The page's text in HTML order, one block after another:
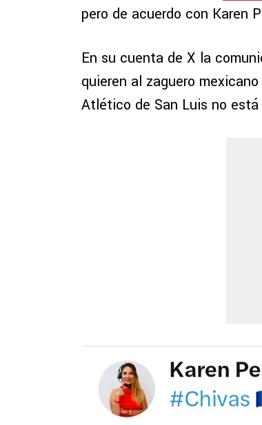
pero de acuerdo con Karen
En su cuenta de X la
quieren al zaguero
Atlético de San Luis no